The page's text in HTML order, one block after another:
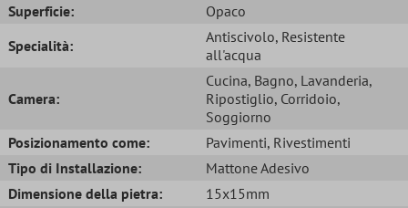
Superficie:
Opaco
Specialità:
Antiscivolo, Resistente
all'acqua
Camera:
Cucina, Bagno, Lavanderia,
Ripostiglio, Corridoio,
Soggiorno
Posizionamento come:
Pavimenti, Rivestimenti
Tipo di Installazione:
Mattone Adesivo
Dimensione della pietra:
15x15mm